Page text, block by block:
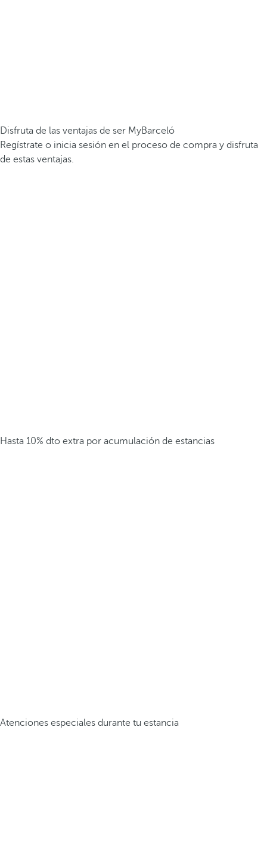
Disfruta de las ventajas de ser MyBarceló
Regístrate o inicia sesión en el proceso de compra y disfruta
de estas ventajas.
Hasta 10% dto extra por acumulación de estancias
Atenciones especiales durante tu estancia